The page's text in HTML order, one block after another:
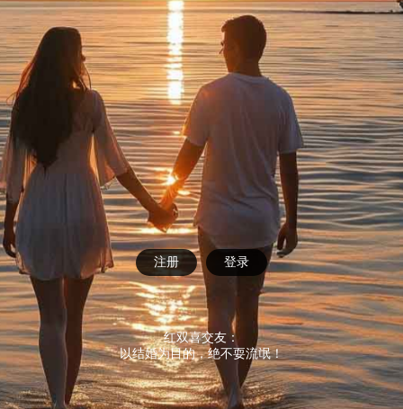
注册 登录
红双喜交友：
以结婚为目的，绝不耍流氓！